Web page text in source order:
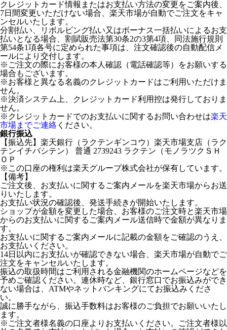
クレジットカード情報またはお支払い方法の変更をご案内後、
7日間変更いただけない場合、楽天市場が自動でご注文をキャ
ンセルいたします。
分割払い、リボルビング払い又はボーナス一括払いによるお支
払いとなる場合、割賦販売法第30条2の3第4項、同法施行規則
第54条1項各号に定められた事項は、注文確認後の自動配信メ
ールにより交付します。
※ご注文の際にお客様の本人確認（電話確認等）をお願いする
場合もございます。
※お客様と異なる名義のクレジットカードはご利用いただけま
せん。
※決済システム上、クレジットカード利用控は発行しておりま
せん。
※クレジットカードでのお支払いに関するお問い合わせは楽天
市場までご連絡 ください。
銀行振込
【振込先】楽天銀行（ラクテンギンコウ）楽天市場支店（ラク
テンイチバシテン） 普通 2739243 ラクテン（モノラツクＳＨ
ＯＰ
※この口座の権利は楽天グループ株式会社が保有しています。
【備考】
ご注文後、お支払いに関するご案内メールを楽天市場からお送
りいたします。
お支払い状況の確認後、発送手続きが開始いたします。
ショップが金額を変更した場合、お客様のご注文時と楽天市場
からのお支払いに関するご案内メール送信時で金額が異なりま
す。
お支払いに関するご案内メールに記載の金額をご確認のうえ、
お支払いください。
14日以内にお支払いが確認できない場合、楽天市場が自動でご
注文をキャンセルいたします。
振込の取扱時間はご利用される金融機関のホームページなどを
予めご確認ください。連休時など、銀行窓口でお振込みができ
ない場合は、ATMやネットバンキングにてお振込みくださ
い。
誠に勝手ながら、振込手数料はお客様のご負担でお願いいたし
ます。
※ご注文者様名義の口座よりお支払いください。ご注文者様以